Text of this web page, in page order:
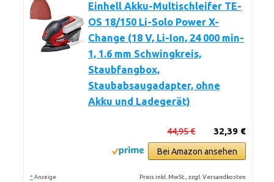
Einhell Akku-Multischleifer TE-
OS 18/150 Li-Solo Power X-
Change (18 V, Li-Ion, 24 000 min-
1, 1.6 mm Schwingkreis,
Staubfangbox,
Staubabsaugadapter, ohne
Akku und Ladegerät)
32,39 €
44,95 €
Bei Amazon ansehen
* Anzeige Preis inkl. MwSt., zzgl. Versandkosten